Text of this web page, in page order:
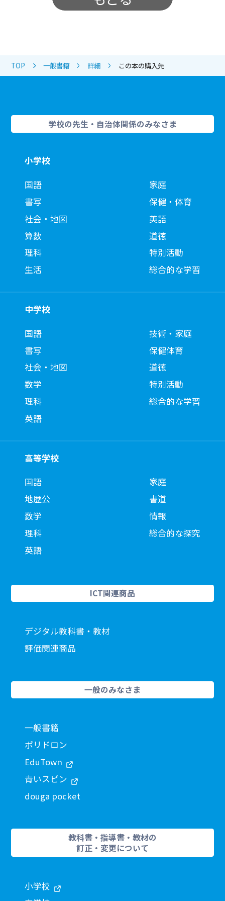
TOP 一般書籍 詳細 この本の購入先
学校の先生・自治体関係のみなさま
小学校
国語
書写
社会・地図
算数
理科
生活
家庭
保健・体育
英語
道徳
特別活動
総合的な学習
中学校
国語
書写
社会・地図
数学
理科
英語
技術・家庭
保健体育
道徳
特別活動
総合的な学習
高等学校
国語
地歴公
数学
理科
英語
家庭
書道
情報
総合的な探究
ICT関連商品
デジタル教科書・教材
評価関連商品
一般のみなさま
一般書籍
ポリドロン
EduTown
青いスピン
douga pocket
教科書・指導書・教材の
訂正・変更について
小学校